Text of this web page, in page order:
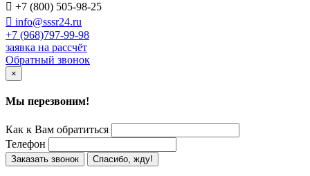
 +7 (800) 505-98-25
 info@sssr24.ru
+7 (968)797-99-98
заявка на рассчёт
Обратный звонок
×
Мы перезвоним!
Как к Вам обратиться
Телефон
Заказать звонок Спасибо, жду!